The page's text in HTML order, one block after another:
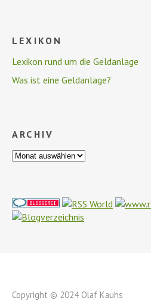
LEXIKON
Lexikon rund um die Geldanlage
Was ist eine Geldanlage?
ARCHIV
Copyright © 2024 Olaf Kauhs